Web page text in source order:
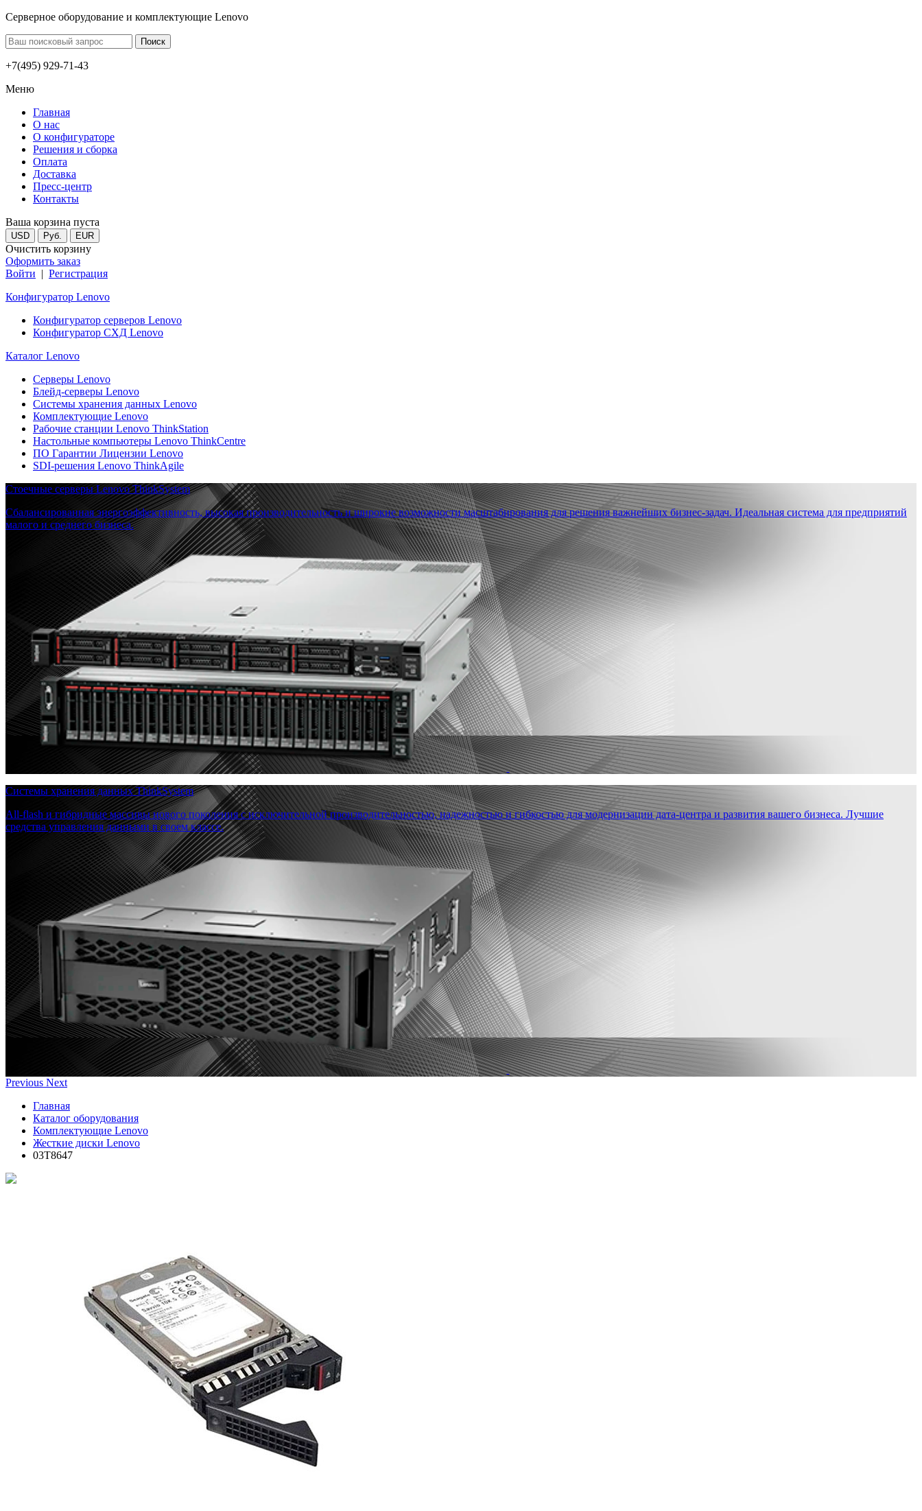
Серверное оборудование и комплектующие Lenovo
+7(495) 929-71-43
Меню
Главная
О нас
О конфигураторе
Решения и сборка
Оплата
Доставка
Пресс-центр
Контакты
Ваша корзина пуста
USD Руб. EUR
Очистить корзину
Оформить заказ
Войти | Регистрация
Конфигуратор Lenovo
Конфигуратор серверов Lenovo
Конфигуратор СХД Lenovo
Каталог Lenovo
Серверы Lenovo
Блейд-серверы Lenovo
Системы хранения данных Lenovo
Комплектующие Lenovo
Рабочие станции Lenovo ThinkStation
Настольные компьютеры Lenovo ThinkCentre
ПО Гарантии Лицензии Lenovo
SDI-решения Lenovo ThinkAgile
Стоечные серверы Lenovo ThinkSystem
Сбалансированная энергоэффективность, высокая производительность и широкие возможности масштабирования для решения важнейших бизнес-задач. Идеальная система для предприятий
малого и среднего бизнеса.
Системы хранения данных ThinkSystem
All-flash и гибридные массивы нового поколения с исключительной производительностью, надежностью и гибкостью для модернизации дата-центра и развития вашего бизнеса. Лучшие
средства управления данными в своем классе.
Previous Next
Главная
Каталог оборудования
Комплектующие Lenovo
Жесткие диски Lenovo
03T8647